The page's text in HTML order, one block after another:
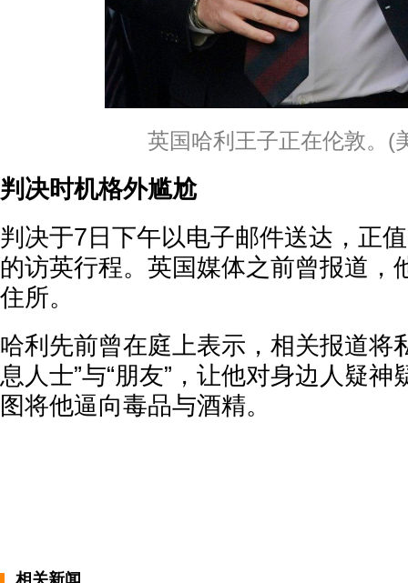
英国哈利王子正在伦敦。(
判决时机格外尴尬
判决于7日下午以电子邮件送达，正
的访英行程。英国媒体之前曾报道，
住所。
哈利先前曾在庭上表示，相关报道将
息人士”与“朋友”，让他对身边人疑
图将他逼向毒品与酒精。
相关新闻